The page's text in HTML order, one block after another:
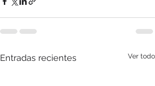
Entradas recientes Ver todo